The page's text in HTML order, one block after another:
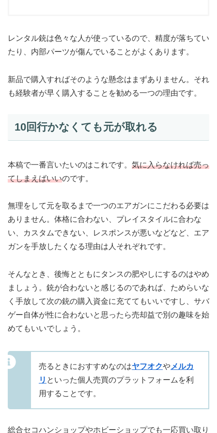
レンタル銃は色々な人が使っているので、精度が落ちてい
たり、内部パーツが傷んでいることがよくあります。
新品で購入すればそのような懸念はまずありません。それ
も経験者が早く購入することを勧める一つの理由です。
10回行かなくても元が取れる
本稿で一番言いたいのはこれです。 気に入らなければ売っ
てしまえばいいのです。
無理をして元を取るまで一つのエアガンにこだわる必要は
ありません。体格に合わない、プレイスタイルに合わな
い、カスタムできない、レスポンスが悪いなどなど、エア
ガンを手放したくなる理由は人それぞれです。
そんなとき、後悔とともにタンスの肥やしにするのはやめ
ましょう。銃が合わないと感じるのであれば、ためらいな
く手放して次の銃の購入資金に充ててもいいですし、サバ
ゲー自体が性に合わないと思ったら売却益で別の趣味を始
めてもいいでしょう。
売るときにおすすめなのはヤフオクやメルカ
リ といった個人売買のプラットフォームを利
用することです。
総合セコハンショップやホビーショップでも一応買い取り